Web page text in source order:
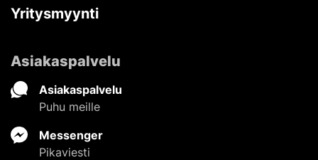
Yritysmyynti
Asiakaspalvelu
Asiakaspalvelu
Puhu meille
Messenger
Pikaviesti